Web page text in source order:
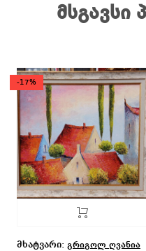
მსგავსი
-17%
მხატვარი: გრიგოლ ღვანია